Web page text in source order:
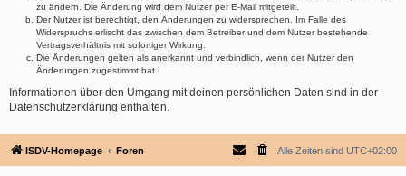
zu ändern. Die Änderung wird dem Nutzer per E-Mail mitgeteilt.
Der Nutzer ist berechtigt, den Änderungen zu widersprechen. Im Falle des
Widerspruchs erlischt das zwischen dem Betreiber und dem Nutzer bestehende
Vertragsverhältnis mit sofortiger Wirkung.
Die Änderungen gelten als anerkannt und verbindlich, wenn der Nutzer den
Änderungen zugestimmt hat.
Informationen über den Umgang mit deinen persönlichen Daten sind in der
Datenschutzerklärung enthalten.
ISDV-Homepage Foren Alle Zeiten sind UTC+02:00